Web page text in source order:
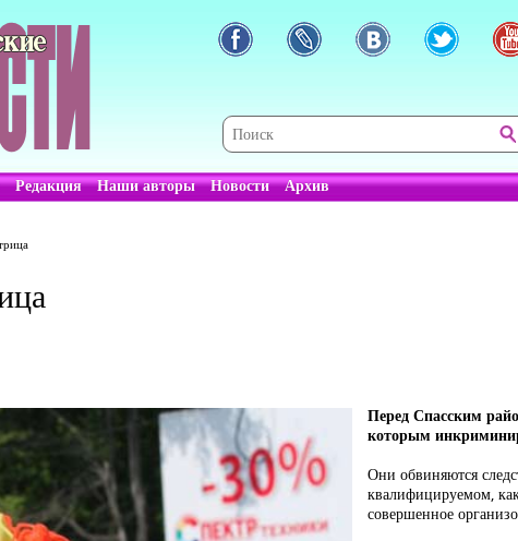
Редакция Наши авторы Новости Архив
Перед Спасским
которым
Они обвиняются
квалифицируемом,
совершенное